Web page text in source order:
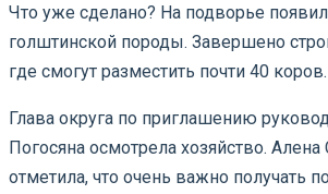
Что уже сделано? На подворье
голштинской породы. Завершено
где смогут разместить почти 40 коров.
Глава округа по приглашению
Погосяна осмотрела хозяйство. Алена
отметила, что очень важно получать